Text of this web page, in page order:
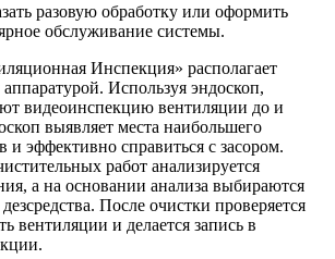
разовую обработку или оформить
обслуживание системы.
Инспекция» располагает
Используя эндоскоп,
видеоинспекцию вентиляции до и
выявляет места наибольшего
и эффективно справиться с засором.
работ анализируется
а на основании анализа выбираются
После очистки проверяется
вентиляции и делается запись в